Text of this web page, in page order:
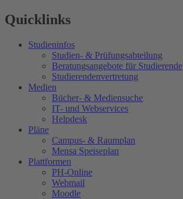
Quicklinks
Studieninfos
Studien- & Prüfungsabteilung
Beratungsangebote für Studierende
Studierendenvertretung
Medien
Bücher- & Mediensuche
IT- und Webservices
Helpdesk
Pläne
Campus- & Raumplan
Mensa Speiseplan
Plattformen
PH-Online
Webmail
Moodle